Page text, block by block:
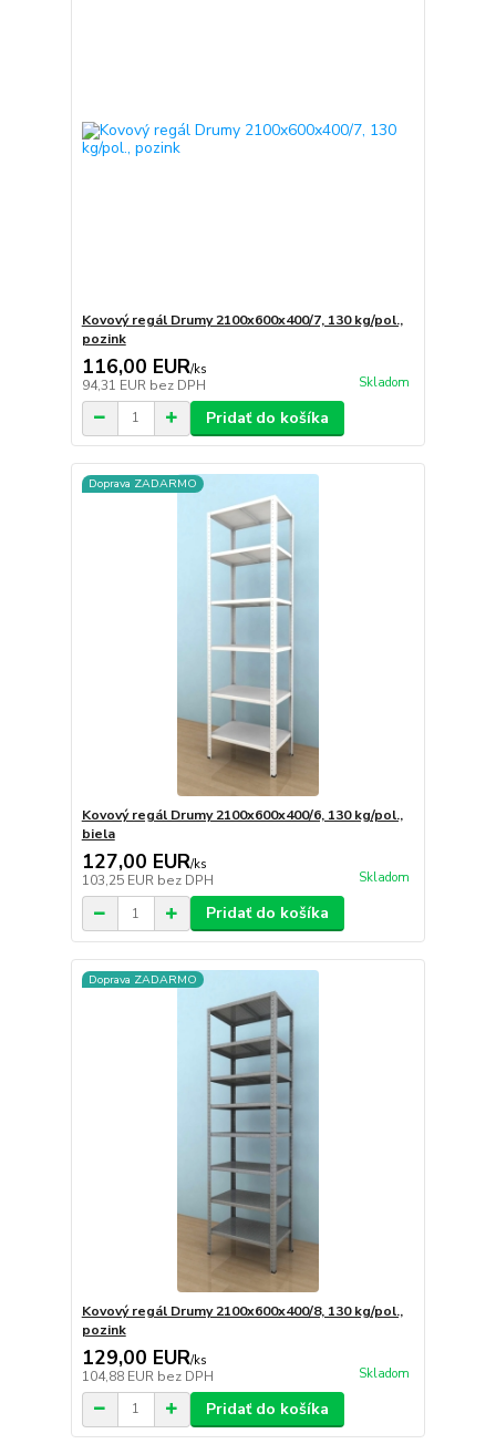
Kovový regál Drumy 2100x600x400/7, 130 kg/pol.,
pozink
116,00 EUR/ks
94,31 EUR bez DPH Skladom
Pridať do košíka
Doprava ZADARMO
Kovový regál Drumy 2100x600x400/6, 130 kg/pol.,
biela
127,00 EUR/ks
103,25 EUR bez DPH Skladom
Pridať do košíka
Doprava ZADARMO
Kovový regál Drumy 2100x600x400/8, 130 kg/pol.,
pozink
129,00 EUR/ks
104,88 EUR bez DPH Skladom
Pridať do košíka